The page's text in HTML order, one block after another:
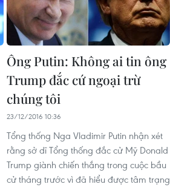
Ông Putin: Không ai tin ông
Trump đắc cứ ngoại trừ
chúng tôi
23/12/2016 10:36
Tổng thống Nga Vladimir Putin nhận xét
rằng sở dĩ Tổng thống đắc cử Mỹ Donald
Trump giành chiến thắng trong cuộc bầu
cử tháng trước vì đã hiểu được tâm trạng